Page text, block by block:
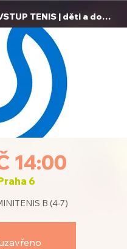
TENIS | děti a dospělí
14:00
6
B (4-7)